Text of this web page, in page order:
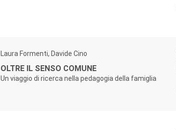
Laura Formenti, Davide Cino
OLTRE IL SENSO COMUNE
Un viaggio di ricerca nella pedagogia della famiglia